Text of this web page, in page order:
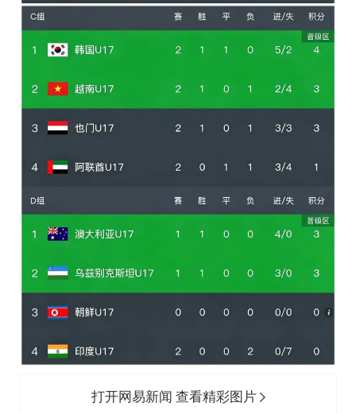
打开网易新闻 查看精彩图片